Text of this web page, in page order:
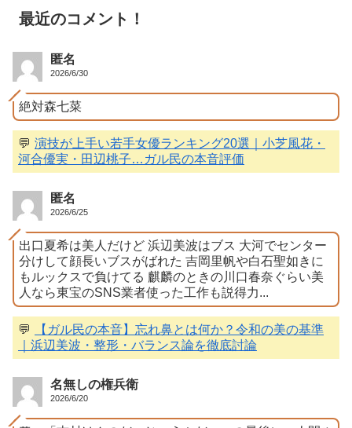
最近のコメント！
匿名
2026/6/30
絶対森七菜
💬 演技が上手い若手女優ランキング20選｜小芝風花・
河合優実・田辺桃子…ガル民の本音評価
匿名
2026/6/25
出口夏希は美人だけど 浜辺美波はブス 大河でセンター
分けして顔長いブスがばれた 吉岡里帆や白石聖如きに
もルックスで負けてる 麒麟のときの川口春奈ぐらい美
人なら東宝のSNS業者使った工作も説得力...
💬
【ガル民の本音】忘れ鼻とは何か？令和の美の基準
｜浜辺美波・整形・バランス論を徹底討論
名無しの権兵衛
2026/6/20